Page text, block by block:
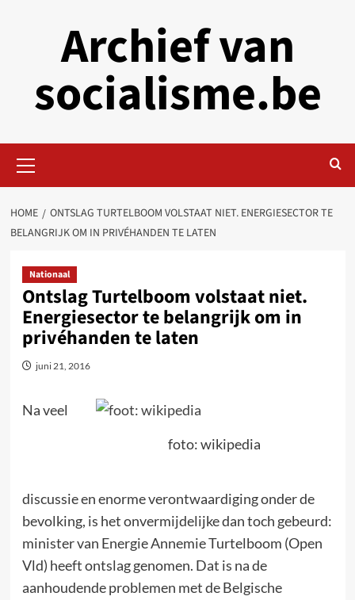
Archief van
socialisme.be
Menu
HOME
ONTSLAG TURTELBOOM VOLSTAAT NIET. ENERGIESECTOR TE
BELANGRIJK OM IN PRIVÉHANDEN TE LATEN
Nationaal
Ontslag Turtelboom volstaat niet.
Energiesector te belangrijk om in
privéhanden te laten
juni 21, 2016
foto: wikipedia
Na veel
discussie en enorme verontwaardiging onder de
bevolking, is het onvermijdelijke dan toch gebeurd:
minister van Energie Annemie Turtelboom (Open
Vld) heeft ontslag genomen. Dat is na de
aanhoudende problemen met de Belgische